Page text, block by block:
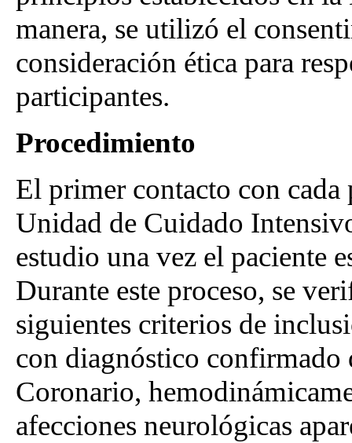
manera, se utilizó el
consideración ética para
participantes.
Procedimiento
El primer contacto con cada
Unidad de Cuidado
estudio una vez el paciente
Durante este proceso, se
siguientes criterios de
con diagnóstico
Coronario,
afecciones neurológicas